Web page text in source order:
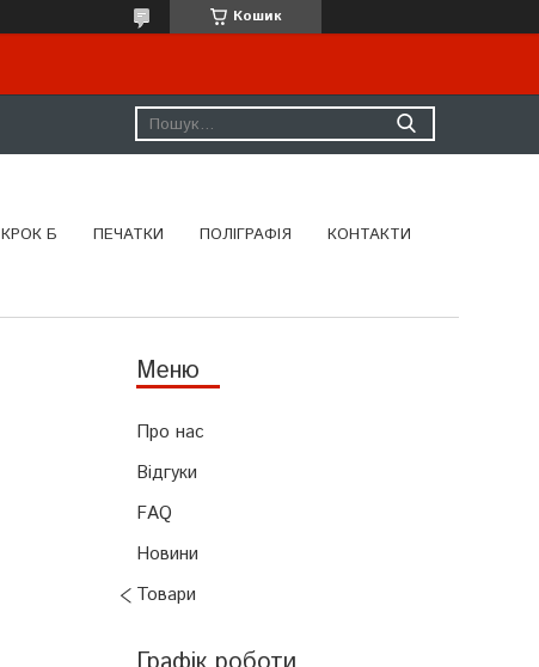
Кошик
КРОК Б ПЕЧАТКИ ПОЛІГРАФІЯ КОНТАКТИ
Про нас
Відгуки
FAQ
Новини
Товари